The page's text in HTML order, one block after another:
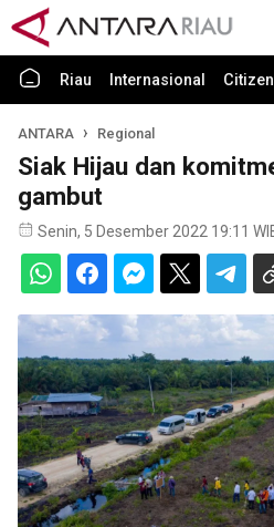
Riau Internasional Citizen
ANTARA Regional
Siak Hijau dan
gambut
Senin, 5 Desember 2022 19:11